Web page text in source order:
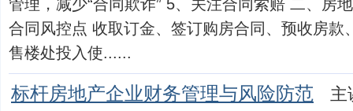
管理，减少“合同欺诈” 5、关注合同索赔 二、房
合同风控点 收取订金、签订购房合同、预收房款
售楼处投入使......
标杆房地产企业财务管理与风险防范 主